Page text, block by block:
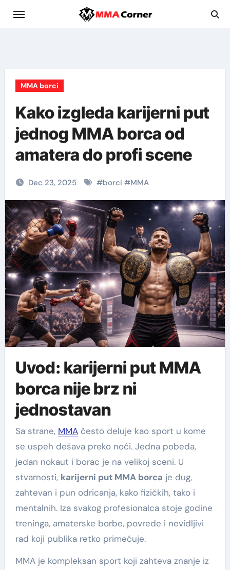
MMA borci
Kako izgleda karijerni put
jednog MMA borca od
amatera do profi scene
Dec 23, 2025 #borci #MMA
Uvod: karijerni put MMA
borca nije brz ni
jednostavan
Sa strane, MMAčesto deluje kao sport u kome
se uspeh dešava preko noći. Jedna pobeda,
jedan nokaut i borac je na velikoj sceni. U
stvarnosti, karijerni put MMA borca je dug,
zahtevan i pun odricanja, kako fizičkih, tako i
mentalnih. Iza svakog profesionalca stoje godine
treninga, amaterske borbe, povrede i nevidljivi
rad koji publika retko primećuje.
MMA je kompleksan sport koji zahteva znanje iz